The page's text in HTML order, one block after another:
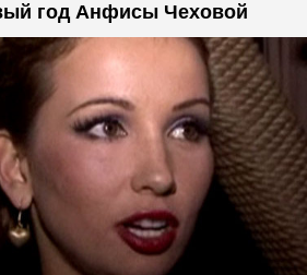
год Анфисы Чеховой